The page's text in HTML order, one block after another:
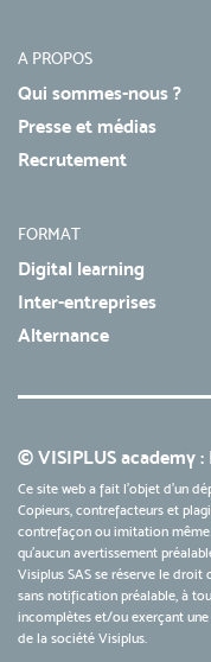
A PROPOS
Qui sommes-nous ?
Presse et médias
Recrutement
FORMAT
Digital learning
Inter-entreprises
Alternance
© VISIPLUS academy
Ce site web a fait l'objet d'un
Copieurs, contrefacteurs et
contrefaçon ou imitation
qu’aucun avertissement
Visiplus SAS se réserve le droit
sans notification préalable, à
incomplètes et/ou exerçant
de la société Visiplus.